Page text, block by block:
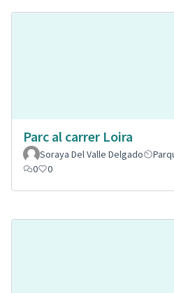
Parc al carrer Loira
Soraya Del Valle Delgado
0
0